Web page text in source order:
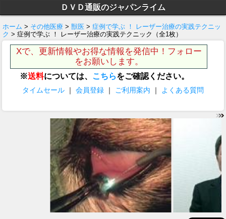
ＤＶＤ通販のジャパンライム
ホーム > その他医療 > 獣医 > 症例で学ぶ ！ レーザー治療の実践テクニッ
ク > 症例で学ぶ ！ レーザー治療の実践テクニック（全1枚）
Xで、更新情報やお得な情報を発信中！フォロー
をお願いします。
※送料については、 こちらをご確認ください。
タイムセール ｜ 会員登録 ｜ ご利用案内 ｜ よくある質問